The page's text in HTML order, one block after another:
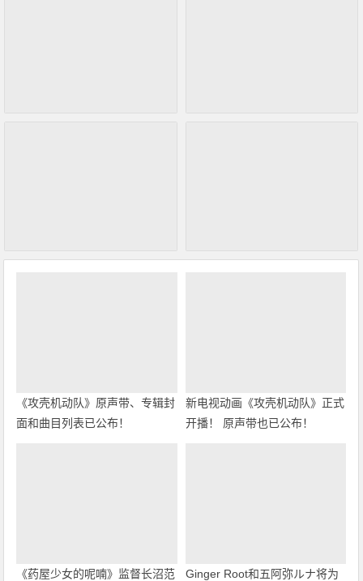
《攻壳机动队》原声带、专辑封
面和曲目列表已公布！
新电视动画《攻壳机动队》正式
开播！ 原声带也已公布！
《药屋少女的呢喃》监督长沼范
Ginger Root和五阿弥ルナ将为